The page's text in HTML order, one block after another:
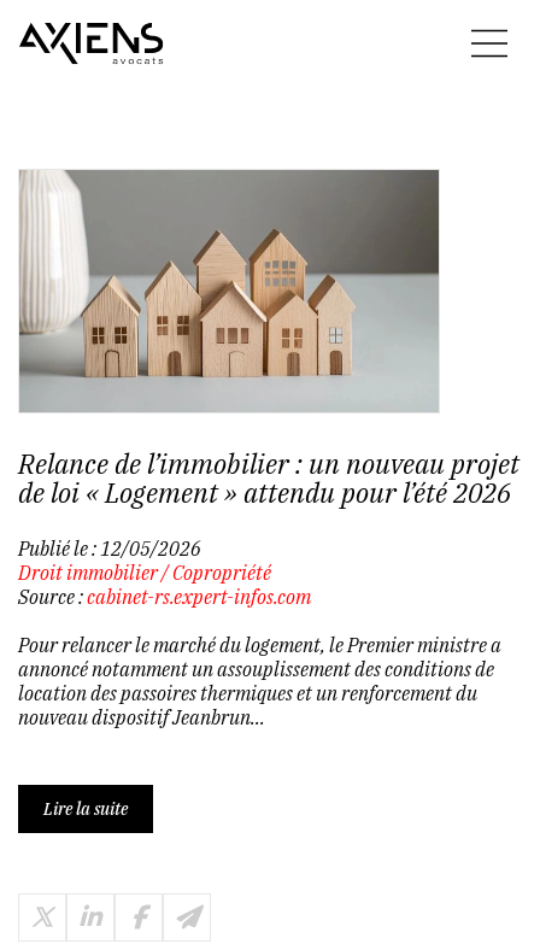
Relance de l’immobilier : un nouveau projet
de loi « Logement » attendu pour l’été 2026
Publié le : 12/05/2026
Droit immobilier/Copropriété
Source :cabinet-rs.expert-infos.com
Pour relancer le marché du logement, le Premier ministre a
annoncé notamment un assouplissement des conditions de
location des passoires thermiques et un renforcement du
nouveau dispositif Jeanbrun...
Lire la suite